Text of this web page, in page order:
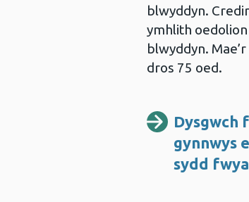
blwyddyn.
ymhlith
blwyddyn.
dros 75 oed.
Dysgwch
gynnwys
sydd